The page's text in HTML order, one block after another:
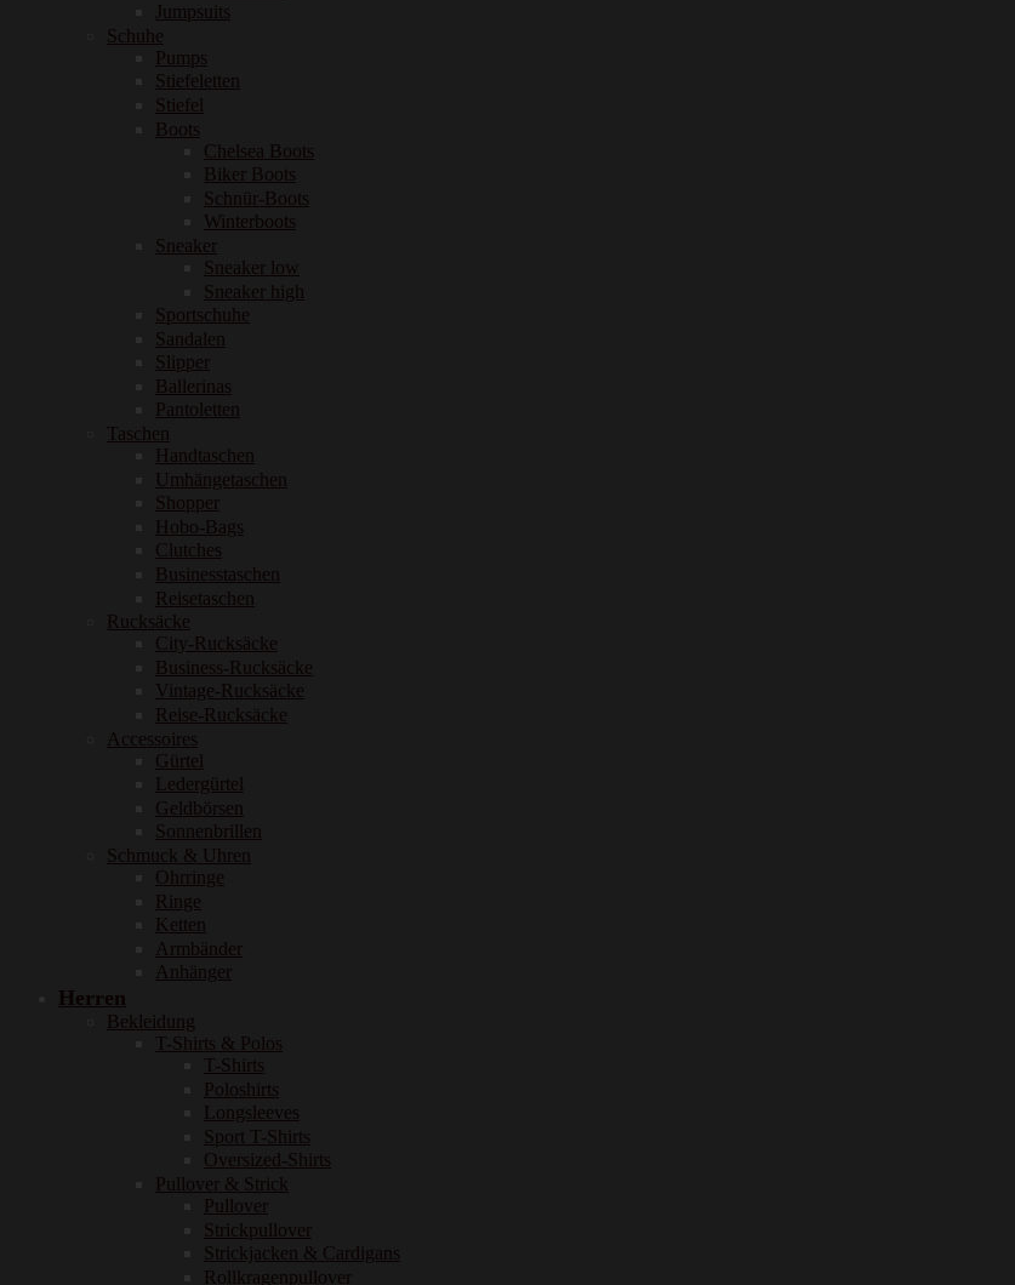
Jumpsuits
Schuhe
Pumps
Stiefeletten
Stiefel
Boots
Chelsea Boots
Biker Boots
Schnür-Boots
Winterboots
Sneaker
Sneaker low
Sneaker high
Sportschuhe
Sandalen
Slipper
Ballerinas
Pantoletten
Taschen
Handtaschen
Umhängetaschen
Shopper
Hobo-Bags
Clutches
Businesstaschen
Reisetaschen
Rucksäcke
City-Rucksäcke
Business-Rucksäcke
Vintage-Rucksäcke
Reise-Rucksäcke
Accessoires
Gürtel
Ledergürtel
Geldbörsen
Sonnenbrillen
Schmuck & Uhren
Ohrringe
Ringe
Ketten
Armbänder
Anhänger
Herren
Bekleidung
T-Shirts & Polos
T-Shirts
Poloshirts
Longsleeves
Sport T-Shirts
Oversized-Shirts
Pullover & Strick
Pullover
Strickpullover
Strickjacken & Cardigans
Rollkragenpullover